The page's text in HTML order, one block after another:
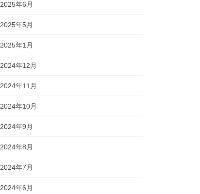
2025年6月
2025年5月
2025年1月
2024年12月
2024年11月
2024年10月
2024年9月
2024年8月
2024年7月
2024年6月